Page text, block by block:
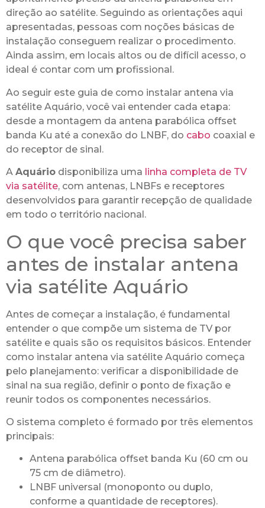
direção ao satélite. Seguindo as orientações aqui
apresentadas, pessoas com noções básicas de
instalação conseguem realizar o procedimento.
Ainda assim, em locais altos ou de difícil acesso, o
ideal é contar com um profissional.
Ao seguir este guia de como instalar antena via
satélite Aquário, você vai entender cada etapa:
desde a montagem da antena parabólica offset
banda Ku até a conexão do LNBF, do cabo coaxial e
do receptor de sinal.
A Aquário disponibiliza uma linha completa de TV
via satélite, com antenas, LNBFs e receptores
desenvolvidos para garantir recepção de qualidade
em todo o território nacional.
O que você precisa saber
antes de instalar antena
via satélite Aquário
Antes de começar a instalação, é fundamental
entender o que compõe um sistema de TV por
satélite e quais são os requisitos básicos. Entender
como instalar antena via satélite Aquário começa
pelo planejamento: verificar a disponibilidade de
sinal na sua região, definir o ponto de fixação e
reunir todos os componentes necessários.
O sistema completo é formado por três elementos
principais:
Antena parabólica offset banda Ku (60 cm ou
75 cm de diâmetro).
LNBF universal (monoponto ou duplo,
conforme a quantidade de receptores).